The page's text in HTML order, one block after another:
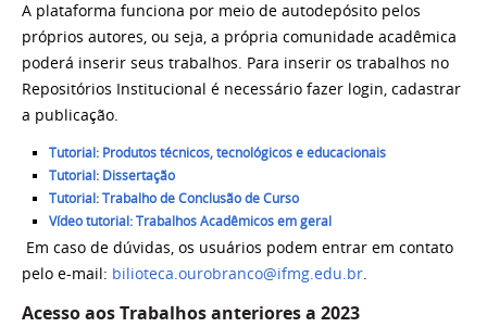
A plataforma funciona por meio de autodepósito pelos
próprios autores, ou seja, a própria comunidade acadêmica
poderá inserir seus trabalhos. Para inserir os trabalhos no
Repositórios Institucional é necessário fazer login, cadastrar
a publicação.
Tutorial: Produtos técnicos, tecnológicos e educacionais
Tutorial: Dissertação
Tutorial: Trabalho de Conclusão de Curso
Vídeo tutorial: Trabalhos Acadêmicos em geral
Em caso de dúvidas, os usuários podem entrar em contato
pelo e-mail: bilioteca.ourobranco@ifmg.edu.br.
Acesso aos Trabalhos anteriores a 2023